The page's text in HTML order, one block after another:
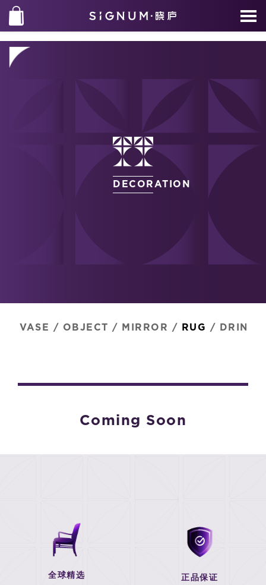
DECORATION
VASE / OBJECT / MIRROR / RUG /
Coming Soon
全球精选 正品保证